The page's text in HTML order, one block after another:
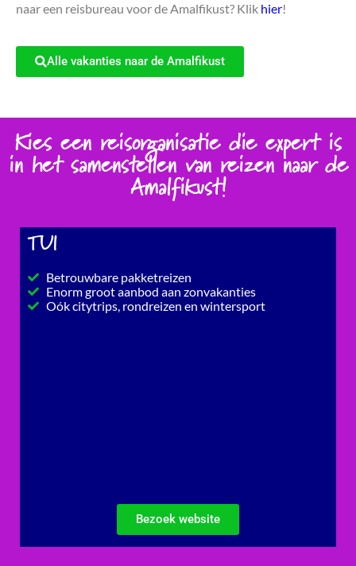
naar een reisbureau voor de Amalfikust? Klik hier!
Alle vakanties naar de Amalfikust
Kies een reisorganisatie die expert is
in het samenstellen van reizen naar de
Amalfikust!
TUI
Betrouwbare pakketreizen
Enorm groot aanbod aan zonvakanties
Oók citytrips, rondreizen en wintersport
Bezoek website